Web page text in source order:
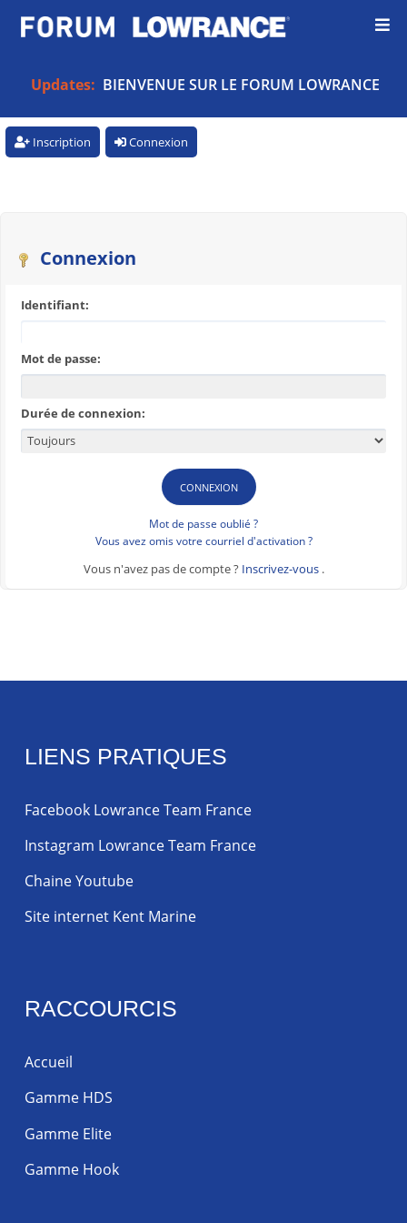
Updates: BIENVENUE SUR LE FORUM LOWRANCE
Inscription Connexion
Connexion
Identifiant:
Mot de passe:
Durée de connexion:
Mot de passe oublié ?
Vous avez omis votre courriel d'activation ?
Vous n'avez pas de compte ? Inscrivez-vous .
LIENS PRATIQUES
Facebook Lowrance Team France
Instagram Lowrance Team France
Chaine Youtube
Site internet Kent Marine
RACCOURCIS
Accueil
Gamme HDS
Gamme Elite
Gamme Hook